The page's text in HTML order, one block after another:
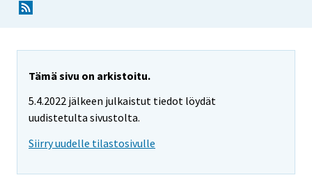
Tämä sivu on arkistoitu.
5.4.2022 jälkeen julkaistut tiedot löydät
uudistetulta sivustolta.
Siirry uudelle tilastosivulle